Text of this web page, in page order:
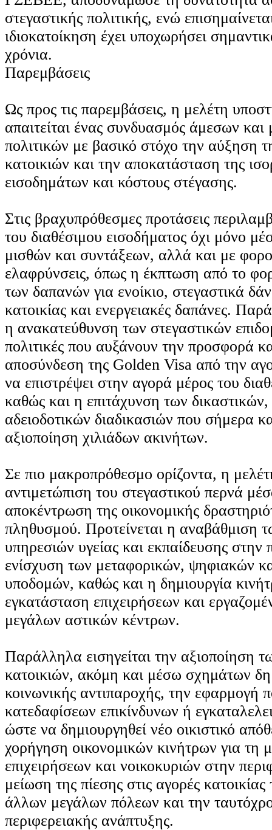
στεγαστικής πολιτικής, ενώ
ιδιοκατοίκηση έχει υποχωρήσει
χρόνια.
Παρεμβάσεις
Ως προς τις παρεμβάσεις, η μελέτη
απαιτείται ένας συνδυασμός άμεσων
πολιτικών με βασικό στόχο την αύξηση
κατοικιών και την αποκατάσταση της
εισοδημάτων και κόστους στέγασης.
Στις βραχυπρόθεσμες προτάσεις
του διαθέσιμου εισοδήματος όχι μόνο
μισθών και συντάξεων, αλλά και με
ελαφρύνσεις, όπως η έκπτωση από το
των δαπανών για ενοίκιο, στεγαστικά
κατοικίας και ενεργειακές δαπάνες.
η ανακατεύθυνση των στεγαστικών
πολιτικές που αυξάνουν την προσφορά
αποσύνδεση της Golden Visa από την
να επιστρέψει στην αγορά μέρος του
καθώς και η επιτάχυνση των
αδειοδοτικών διαδικασιών που σήμερα
αξιοποίηση χιλιάδων ακινήτων.
Σε πιο μακροπρόθεσμο ορίζοντα, η
αντιμετώπιση του στεγαστικού περνά
αποκέντρωση της οικονομικής
πληθυσμού. Προτείνεται η αναβάθμιση
υπηρεσιών υγείας και εκπαίδευσης στην
ενίσχυση των μεταφορικών, ψηφιακών
υποδομών, καθώς και η δημιουργία
εγκατάσταση επιχειρήσεων και
μεγάλων αστικών κέντρων.
Παράλληλα εισηγείται την αξιοποίηση
κατοικιών, ακόμη και μέσω σχημάτων
κοινωνικής αντιπαροχής, την εφαρμογή
κατεδαφίσεων επικίνδυνων ή
ώστε να δημιουργηθεί νέο οικιστικό
χορήγηση οικονομικών κινήτρων για τη
επιχειρήσεων και νοικοκυριών στην
μείωση της πίεσης στις αγορές
άλλων μεγάλων πόλεων και την
περιφερειακής ανάπτυξης.